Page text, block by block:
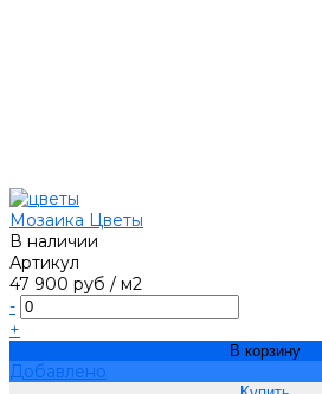
Мозаика Цветы
В наличии
Артикул
47 900 руб / м2
-
+
В корзину
Добавлено